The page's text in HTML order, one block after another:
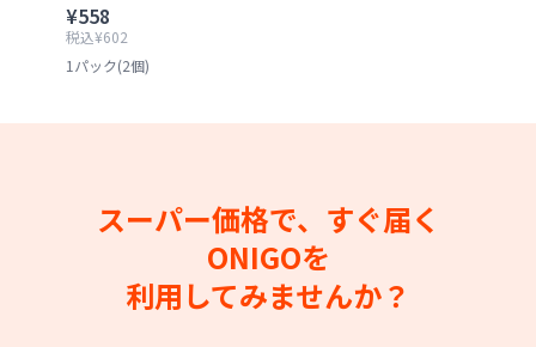
¥558
税込¥602
1パック(2個)
スーパー価格で、すぐ届く
ONIGOを
利用してみませんか？